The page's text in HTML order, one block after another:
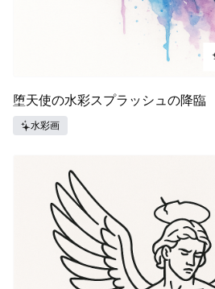
堕天使の水彩スプラッシュの降臨
水彩画